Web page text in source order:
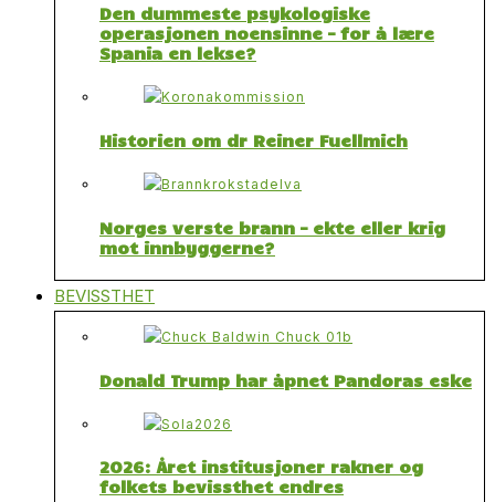
Den dummeste psykologiske
operasjonen noensinne – for å lære
Spania en lekse?
Historien om dr Reiner Fuellmich
Norges verste brann – ekte eller krig
mot innbyggerne?
BEVISSTHET
Donald Trump har åpnet Pandoras eske
2026: Året institusjoner rakner og
folkets bevissthet endres